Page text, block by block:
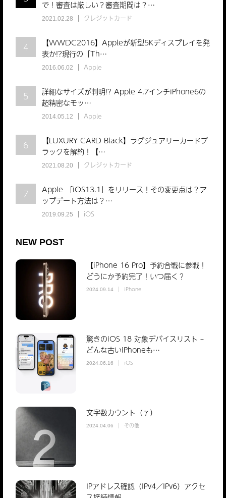
で！審査は厳しい？審査期間は？…
2021.02.28 クレジットカード
4
【WWDC2016】Appleが新型5Kディスプレイを発
表か!?現行の「Th…
2016.06.02 Apple
5
詳細なサイズが判明!? Apple 4.7インチiPhone6の
超精密なモッ…
2014.05.12 Apple
6
【LUXURY CARD Black】ラグジュアリーカードブ
ラックを解約！【…
2021.08.20 クレジットカード
7
Apple 「iOS13.1」をリリース！その変更点は？ア
ップデート方法は？…
2019.09.25 iOS
NEW POST
【iPhone 16 Pro】予約合戦に参戦！
どうにか予約完了！いつ届く？
2024.09.14 iPhone
驚きのiOS 18 対象デバイスリスト –
どんな古いiPhoneも…
2024.06.16 iOS
文字数カウント（γ）
2024.04.06 その他
IPアドレス確認（IPv4／IPv6）アクセ